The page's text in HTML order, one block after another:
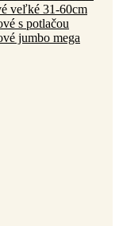
veľké 31-60cm
s potlačou
jumbo mega